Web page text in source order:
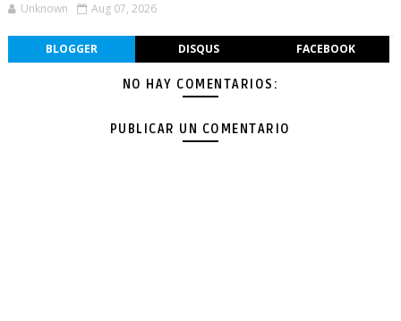
Unknown Aug 07, 2026
BLOGGER DISQUS FACEBOOK
NO HAY COMENTARIOS:
PUBLICAR UN COMENTARIO